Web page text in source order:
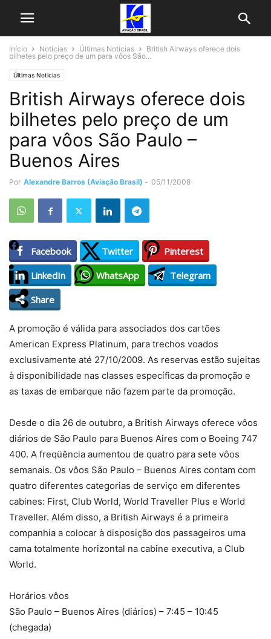
Início Notícias Últimas Noticias
British Airways oferece dois
bilhetes pelo preço de um para vôos São...
Últimas Noticias
British Airways oferece dois
bilhetes pelo preço de um
para vôos São Paulo –
Buenos Aires
Por Alexandre Barros (Aviação Brasil) - 05/11/2008
Facebook Twitter
Pinterest
LinkedIn
WhatsApp
Telegram
Share
A promoção é válida para associados dos cartões
American Express Platinum, para trechos voados
exclusivamente até 27/10/2009. As reservas estão sujeitas
à disponibilidade nas classes específicas da promoção e
as taxas de embarque não fazem parte da promoção.
Desde o dia 26 de outubro, a British Airways oferece vôos
diários de São Paulo para Buenos Aires com o Boeing 747
400. A freqüência aumentou de quatro para sete vôos
semanais. Os vôos São Paulo – Buenos Aires contam com
quatro diferentes categorias de serviço em diferentes
cabines: First, Club World, World Traveller Plus e World
Traveller. Além disso, a British Airways é a primeira
companhia a colocar à disposição dos passageiros uma
cama totalmente horizontal na cabine executiva, a Club
World.
Horários vôos
São Paulo – Buenos Aires (diários) – 7:45 – 10:45
(chegada)